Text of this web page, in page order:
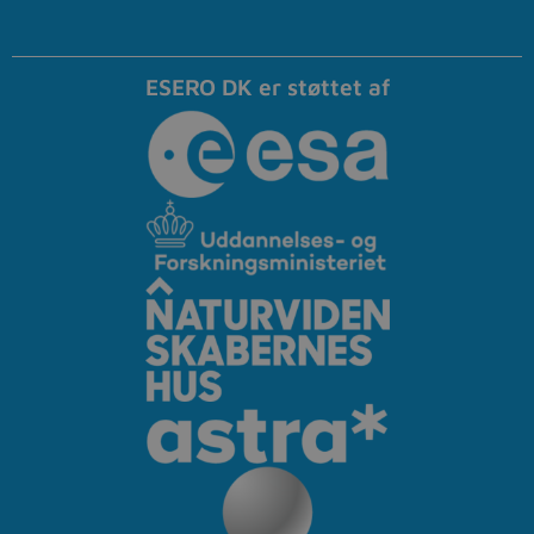
ESERO DK er støttet af